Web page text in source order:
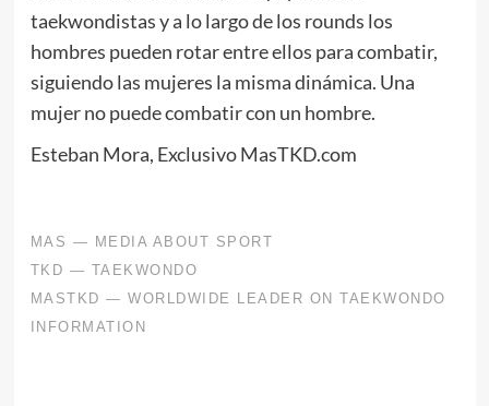
taekwondistas y a lo largo de los rounds los
hombres pueden rotar entre ellos para combatir,
siguiendo las mujeres la misma dinámica. Una
mujer no puede combatir con un hombre.
Esteban Mora, Exclusivo MasTKD.com